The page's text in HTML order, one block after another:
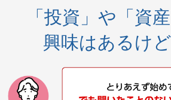
「投資」や「資
興味はあるけど